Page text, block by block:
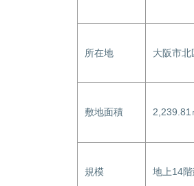
所在地 大阪市北
敷地面積 2,239.81
規模 地上14階